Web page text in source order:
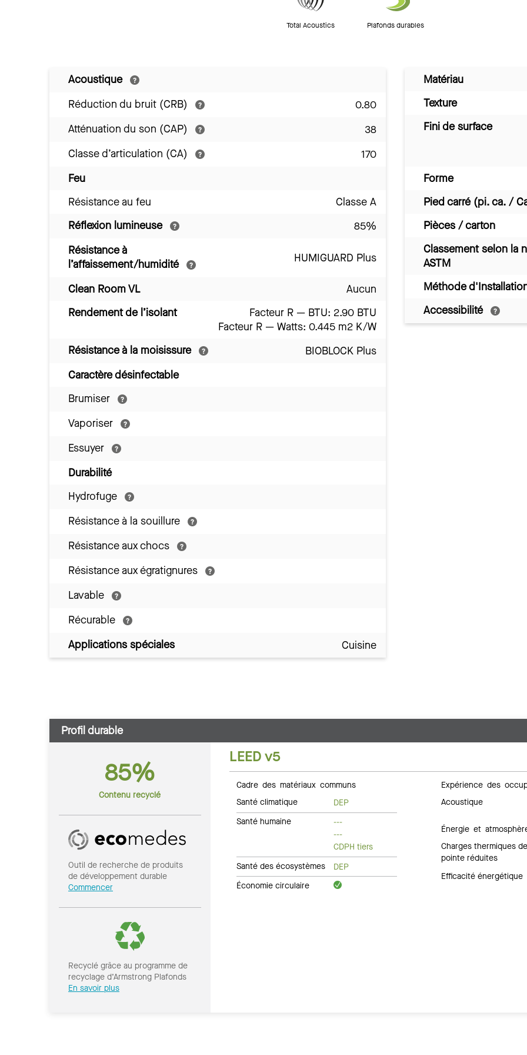
Total Acoustics Plafonds durables
Acoustique
Réduction du bruit (CRB)
0.80
Atténuation du son (CAP)
38
Classe d’articulation (CA)
170
Feu
Résistance au feu
Classe A
Réflexion lumineuse
85%
Résistance à
l’affaissement/humidité
HUMIGUARD Plus
Clean Room VL
Aucun
Rendement de l’isolant
Facteur R — BTU: 2.90 BTU
Facteur R — Watts: 0.445 m2 K/W
Résistance à la moisissure
BIOBLOCK Plus
Caractère désinfectable
Brumiser
Vaporiser
Essuyer
Durabilité
Hydrofuge
Résistance à la souillure
Résistance aux chocs
Résistance aux égratignures
Lavable
Récurable
Applications spéciales
Cuisine
Matériau
Texture
Fini de surface
Forme
Pied carré (pi. ca. /
Pièces / carton
Classement selon la
ASTM
Méthode
Accessibilité
Profil durable
85%
Contenu recyclé
Outil de recherche de produits
de développement durable
Commencer
Recyclé grâce au programme de
recyclage d’Armstrong Plafonds
En savoir plus
LEED v5
Cadre des matériaux communs
Santé climatique
DEP
Santé humaine
---
---
CDPH tiers
Santé des écosystèmes
DEP
Économie circulaire
Expérience des
Acoustique
Énergie et
Charges thermiques
pointe réduites
Efficacité énergétique